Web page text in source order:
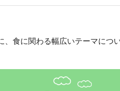
食に関わる幅広いテーマにつ